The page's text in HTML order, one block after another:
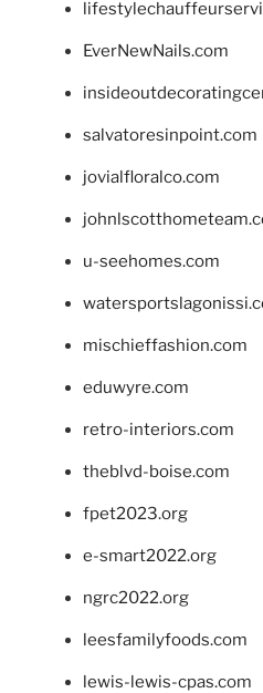
EverNewNails.com
salvatoresinpoint.com
jovialfloralco.com
u-seehomes.com
mischieffashion.com
eduwyre.com
retro-interiors.com
theblvd-boise.com
fpet2023.org
e-smart2022.org
ngrc2022.org
leesfamilyfoods.com
lewis-lewis-cpas.com